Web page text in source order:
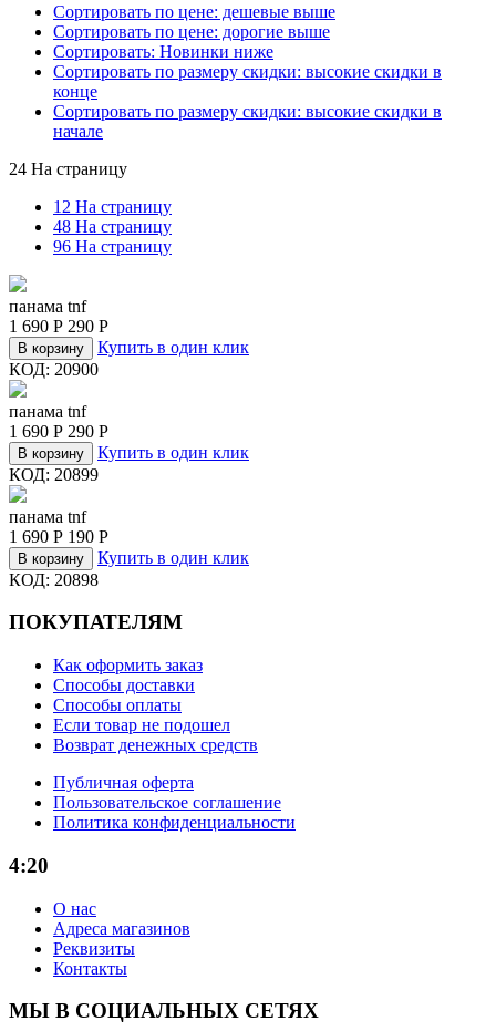
Сортировать по цене: дешевые выше
Сортировать по цене: дорогие выше
Сортировать: Новинки ниже
Сортировать по размеру скидки: высокие скидки в
конце
Сортировать по размеру скидки: высокие скидки в
начале
24 На страницу
12 На страницу
48 На страницу
96 На страницу
панама tnf
1 690 Р 290 Р
В корзину
Купить в один клик
КОД: 20900
панама tnf
1 690 Р 290 Р
В корзину
Купить в один клик
КОД: 20899
панама tnf
1 690 Р 190 Р
В корзину
Купить в один клик
КОД: 20898
ПОКУПАТЕЛЯМ
Как оформить заказ
Способы доставки
Способы оплаты
Если товар не подошел
Возврат денежных средств
Публичная оферта
Пользовательское соглашение
Политика конфиденциальности
4:20
О нас
Адреса магазинов
Реквизиты
Контакты
МЫ В СОЦИАЛЬНЫХ СЕТЯХ